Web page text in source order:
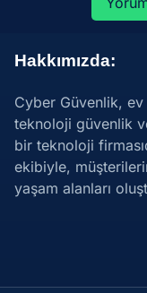
Hakkımızda:
Cyber Güvenlik,
teknoloji güvenlik
bir teknoloji
ekibiyle,
yaşam alanları